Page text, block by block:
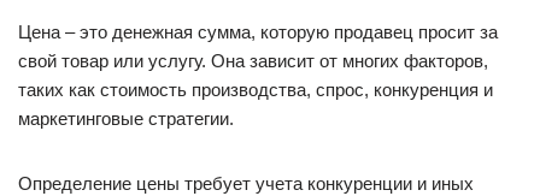
Цена – это денежная сумма, которую продавец просит за
свой товар или услугу. Она зависит от многих факторов,
таких как стоимость производства, спрос, конкуренция и
маркетинговые стратегии.
Определение цены требует учета конкуренции и иных